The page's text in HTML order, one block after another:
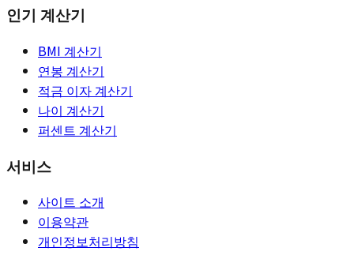
인기 계산기
BMI 계산기
연봉 계산기
적금 이자 계산기
나이 계산기
퍼센트 계산기
서비스
사이트 소개
이용약관
개인정보처리방침